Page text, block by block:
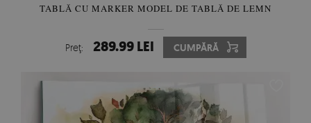
TABLĂ CU MARKER MODEL DE TABLĂ DE LEMN
Preţ: 289.99 LEI CUMPĂRĂ